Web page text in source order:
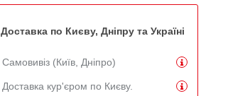
Доставка по Києву, Дніпру та Україні
Самовивіз (Київ, Дніпро)
Доставка кур'єром по Києву.